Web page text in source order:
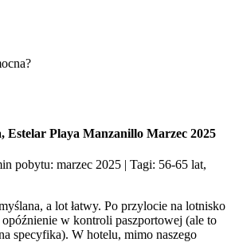
Estelar Playa Manzanillo Marzec 2025
pobytu: marzec 2025 | Tagi: 56-65 lat,
a lot łatwy. Po przylocie na lotnisko
opóźnienie w kontroli paszportowej (ale to
specyfika). W hotelu, mimo naszego